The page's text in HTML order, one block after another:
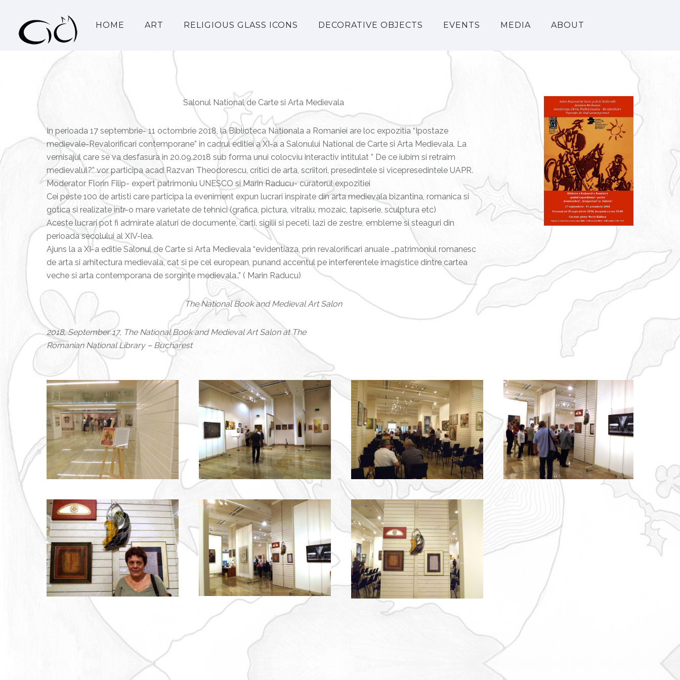
HOME ART RELIGIOUS GLASS ICONS DECORATIVE OBJECTS EVENTS MEDIA ABOUT
Salonul National de Carte si Arta Medievala
In perioada 17 septembrie- 11 octombrie 2018, la Biblioteca Nationala a Romaniei are loc expozitia “Ipostaze
medievale-Revalorificari contemporane” in cadrul editiei a XI-a a Salonului National de Carte si Arta Medievala. La
vernisajul care se va desfasura in 20.09.2018 sub forma unui colocviu interactiv intitulat ” De ce iubim si retraim
medievalul?” vor participa acad Razvan Theodorescu, critici de arta, scriitori, presedintele si vicepresedintele UAPR.
Moderator Florin Filip- expert patrimoniu UNESCO si Marin Raducu- curatorul expozitiei
Cei peste 100 de artisti care participa la eveniment expun lucrari inspirate din arta medievala bizantina, romanica si
gotica si realizate intr-o mare varietate de tehnici (grafica, pictura, vitraliu, mozaic, tapiserie, sculptura etc)
Aceste lucrari pot fi admirate alaturi de documente, carti, sigilii si peceti, lazi de zestre, embleme si steaguri din
perioada secolului al XIV-lea.
Ajuns la a XI-a editie Salonul de Carte si Arta Medievala “evidentiaza, prin revalorificari anuale …patrimoniul romanesc
de arta si arhitectura medievala, cat si pe cel european, punand accentul pe interferentele imagistice dintre cartea
veche si arta contemporana de sorginte medievala..” ( Marin Raducu)
The National Book and Medieval Art Salon
2018, September 17, The National Book and Medieval Art Salon at The
Romanian National Library – Bucharest